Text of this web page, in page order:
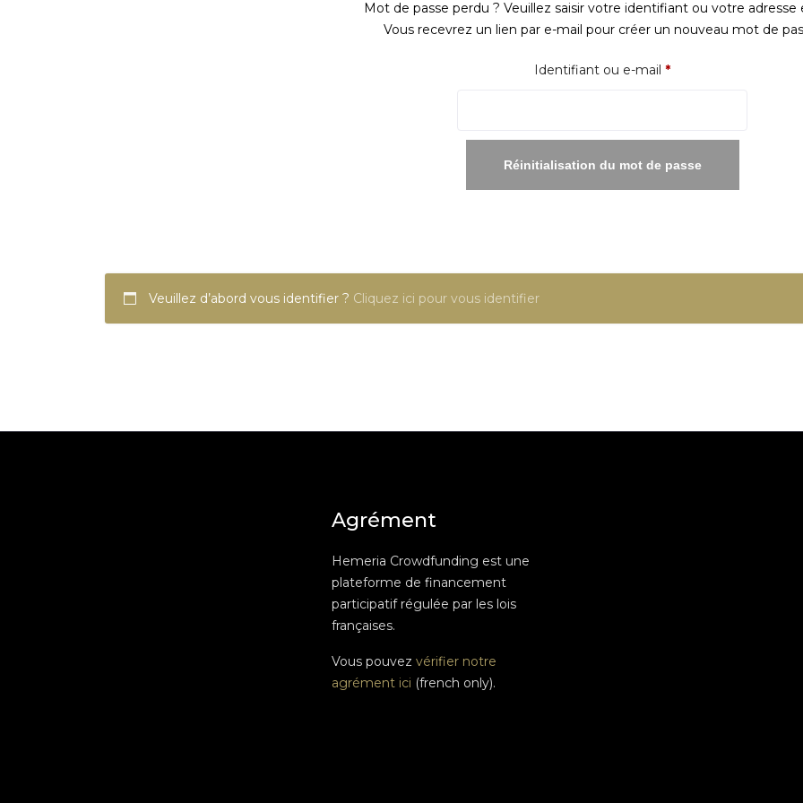
Mot de passe perdu ? Veuillez saisir votre identifiant ou votre adresse
Vous recevrez un lien par e-mail pour créer un nouveau mot de
Identifiant ou e-mail *Obligatoire
Réinitialisation du mot de passe
Veuillez d’abord vous identifier ? Cliquez ici pour vous identifier
Agrément
Hemeria Crowdfunding est une
plateforme de financement
participatif régulée par les lois
françaises.
Vous pouvezvérifier notre
agrément ici (french only).